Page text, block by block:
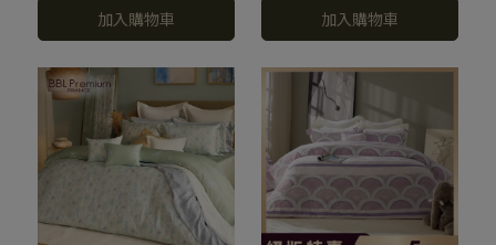
加入購物車 加入購物車